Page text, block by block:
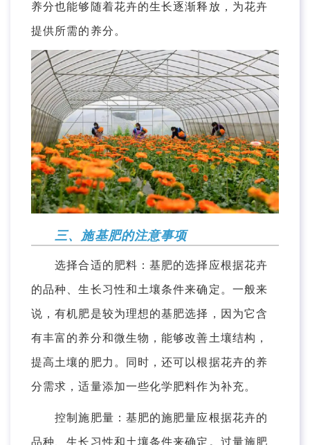
养分也能够随着花卉的生长逐渐释放，为花卉
提供所需的养分。
三、施基肥的注意事项
选择合适的肥料：基肥的选择应根据花卉
的品种、生长习性和土壤条件来确定。一般来
说，有机肥是较为理想的基肥选择，因为它含
有丰富的养分和微生物，能够改善土壤结构，
提高土壤的肥力。同时，还可以根据花卉的养
分需求，适量添加一些化学肥料作为补充。
控制施肥量：基肥的施肥量应根据花卉的
品种、生长习性和土壤条件来确定。过量施肥